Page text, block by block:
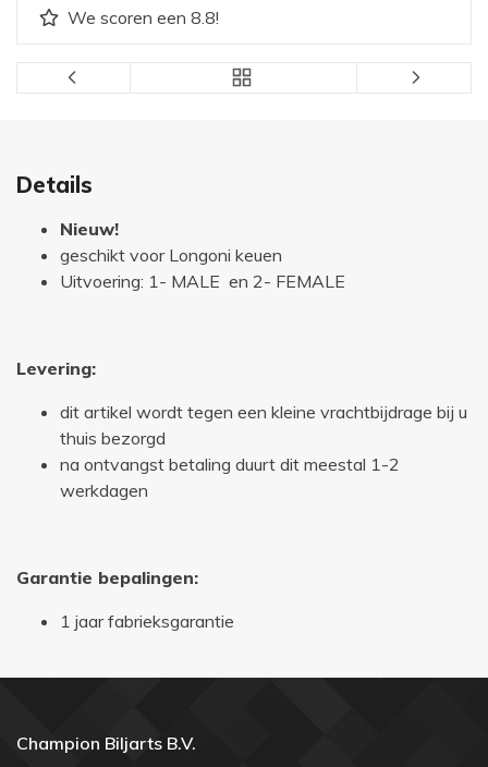
We scoren een 8.8!
Details
Nieuw!
geschikt voor Longoni keuen
Uitvoering: 1- MALE en 2- FEMALE
Levering:
dit artikel wordt tegen een kleine vrachtbijdrage bij u
thuis bezorgd
na ontvangst betaling duurt dit meestal 1-2
werkdagen
Garantie bepalingen:
1 jaar fabrieksgarantie
Champion Biljarts B.V.